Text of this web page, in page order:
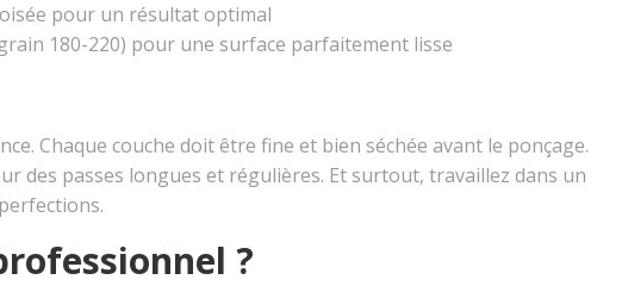
pour un résultat optimal
180-220) pour une surface parfaitement lisse
Chaque couche doit être fine et bien séchée avant le ponçage.
des passes longues et régulières. Et surtout, travaillez dans un
?